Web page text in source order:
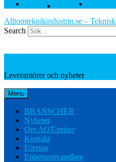
Facebook Twitter
Alltomteknikindustrin.se –
Search
Leverantörer och nyheter
Menu
BRANSCHER
Nyheter
Om AOT/priser
Kontakt
Företag
Enhetsomvandlare